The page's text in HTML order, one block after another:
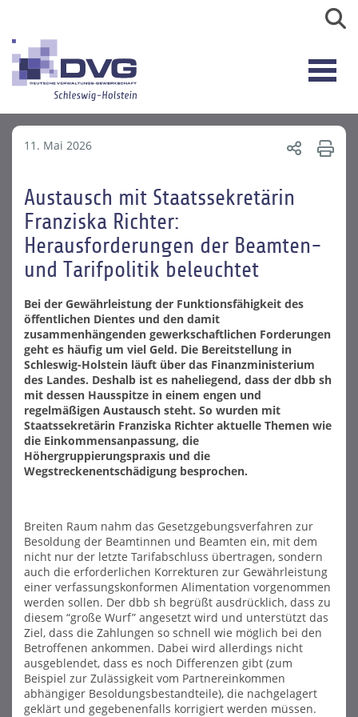
11. Mai 2026
Austausch mit Staatssekretärin
Franziska Richter:
Herausforderungen der Beamten-
und Tarifpolitik beleuchtet
Bei der Gewährleistung der Funktionsfähigkeit des
öffentlichen Dientes und den damit
zusammenhängenden gewerkschaftlichen Forderungen
geht es häufig um viel Geld. Die Bereitstellung in
Schleswig-Holstein läuft über das Finanzministerium
des Landes. Deshalb ist es naheliegend, dass der dbb sh
mit dessen Hausspitze in einem engen und
regelmäßigen Austausch steht. So wurden mit
Staatssekretärin Franziska Richter aktuelle Themen wie
die Einkommensanpassung, die
Höhergruppierungspraxis und die
Wegstreckenentschädigung besprochen.
Breiten Raum nahm das Gesetzgebungsverfahren zur
Besoldung der Beamtinnen und Beamten ein, mit dem
nicht nur der letzte Tarifabschluss übertragen, sondern
auch die erforderlichen Korrekturen zur Gewährleistung
einer verfassungskonformen Alimentation vorgenommen
werden sollen. Der dbb sh begrüßt ausdrücklich, dass zu
diesem “große Wurf” angesetzt wird und unterstützt das
Ziel, dass die Zahlungen so schnell wie möglich bei den
Betroffenen ankommen. Dabei wird allerdings nicht
ausgeblendet, dass es noch Differenzen gibt (zum
Beispiel zur Zulässigkeit vom Partnereinkommen
abhängiger Besoldungsbestandteile), die nachgelagert
geklärt und gegebenenfalls korrigiert werden müssen.